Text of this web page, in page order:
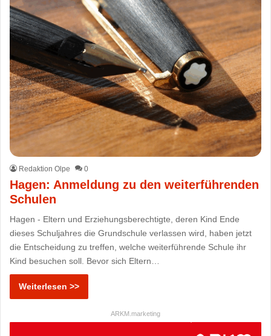
Redaktion Olpe 0
Hagen: Anmeldung zu den weiterführenden
Schulen
Hagen - Eltern und Erziehungsberechtigte, deren Kind Ende
dieses Schuljahres die Grundschule verlassen wird, haben jetzt
die Entscheidung zu treffen, welche weiterführende Schule ihr
Kind besuchen soll. Bevor sich Eltern…
Weiterlesen >>
ARKM.marketing